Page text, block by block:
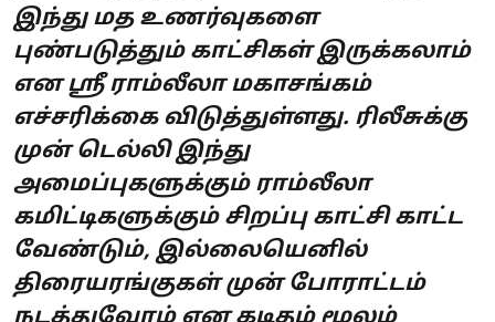
இந்து மத உணர்வுகளை
புண்படுத்தும் காட்சிகள் இருக்கலாம்
என ஸ்ரீ ராம்லீலா மகாசங்கம்
எச்சரிக்கை விடுத்துள்ளது. ரிலீசுக்கு
முன் டெல்லி இந்து
அமைப்புகளுக்கும் ராம்லீலா
கமிட்டிகளுக்கும் சிறப்பு காட்சி காட்ட
வேண்டும், இல்லையெனில்
திரையரங்குகள் முன் போராட்டம்